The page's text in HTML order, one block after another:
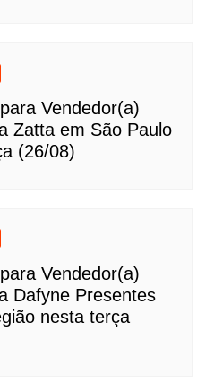
Vendedor(a)
Zatta em São Paulo
(26/08)
Vendedor(a)
Dafyne Presentes
nesta terça